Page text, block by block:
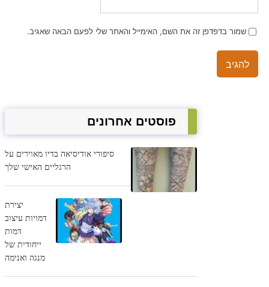
שמור בדפדפן זה את השם, האימייל והאתר שלי לפעם הבאה שאגיב.
פוסטים אחרונים
סיפורי אודיסיאה בדיו מאוירים על
הרגליים האישי שלך
יצירת
דמויות עיצוב
דמות
ייחודית של
מנגה ואנימה